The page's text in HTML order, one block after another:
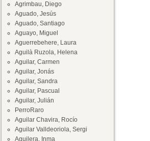
Agrimbau, Diego
Aguado, Jesús
Aguado, Santiago
Aguayo, Miguel
Aguerrebehere, Laura
Aguilà Ruzola, Helena
Aguilar, Carmen
Aguilar, Jonás
Aguilar, Sandra
Aguilar, Pascual
Aguilar, Julián
PerroRaro
Aguilar Chavira, Rocío
Aguilar Valldeoriola, Sergi
Aguilera, Inma